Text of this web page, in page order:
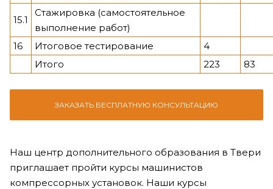
15.1
Стажировка (самостоятельное
выполнение работ)
16
Итоговое тестирование
4
Итого
223 83
ЗАКАЗАТЬ БЕСПЛАТНУЮ КОНСУЛЬТАЦИЮ
Наш центр дополнительного образования в Твери
приглашает пройти курсы машинистов
компрессорных установок. Наши курсы